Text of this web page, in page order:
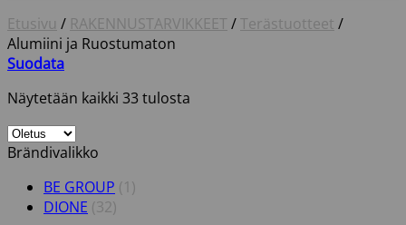
Etusivu / RAKENNUSTARVIKKEET /Terästuotteet /
Alumiini ja Ruostumaton
Suodata
Näytetään kaikki 33 tulosta
Brändivalikko
BE GROUP (1)
DIONE (32)